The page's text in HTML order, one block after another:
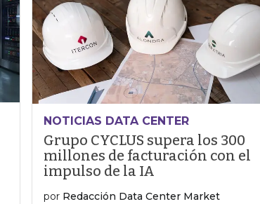
NOTICIAS DATA CENTER
Grupo CYCLUS supera los 300
millones de facturación con el
impulso de la IA
por Redacción Data Center Market